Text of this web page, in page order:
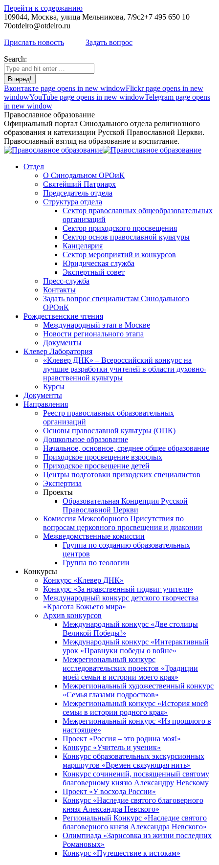
Перейти к содержанию
109044, Москва, улица Мельникова, 7/9с2+7 495 650 10
70otdelro@otdelro.ru
Прислать новость
Задать вопрос
Search:
Вконтакте page opens in new windowFlickr page opens in new
windowYouTube page opens in new windowTelegram page opens
in new window
Православное образование
Официальный портал Синодального отдела религиозного
образования и катехизации Русской Православной Церкви.
Православный взгляд на образование и воспитание.
Отдел
О Синодальном ОРОиК
Святейший Патриарх
Председатель отдела
Структура отдела
Сектор православных общеобразовательных
организаций
Сектор приходского просвещения
Сектор основ православной культуры
Канцелярия
Сектор мероприятий и конкурсов
Юридическая служба
Экспертный совет
Пресс-служба
Контакты
Задать вопрос специалистам Синодального
ОРОиК
Рождественские чтения
Международный этап в Москве
Новости регионального этапа
Документы
Клевер Лаборатория
«Клевер ДНК» – Всероссийский конкурс на
лучшие разработки учителей в области духовно-
нравственной культуры
Курсы
Документы
Направления
Реестр православных образовательных
организаций
Основы православной культуры (ОПК)
Дошкольное образование
Начальное, основное, среднее общее образование
Приходское просвещение взрослых
Приходское просвещение детей
Центры подготовки приходских специалистов
Экспертиза
Проекты
Образовательная Концепция Русской
Православной Церкви
Комиссия Межсоборного Присутствия по
вопросам церковного просвещения и диаконии
Межведомственные комиссии
Группа по созданию образовательных
центров
Группа по теологии
Конкурсы
Конкурс «Клевер ДНК»
Конкурс «За нравственный подвиг учителя»
Международный конкурс детского творчества
«Красота Божьего мира»
Архив конкурсов
Международный конкурс «Две столицы
Великой Победы!»
Международный конкурс «Интерактивный
урок «Правнуки победы о войне»
Межрегиональный конкурс
исследовательских проектов «Традиции
моей семьи в истории моего края»
Межрегиональный художественный конкурс
«Семья глазами подростков»
Межрегиональный конкурс «История моей
семьи в истории родного края»
Межрегиональный конкурс «Из прошлого в
настоящее»
Проект «Россия – это родина моя!»
Конкурс «Учитель и ученик»
Конкурс образовательных экскурсионных
маршрутов «Времен связующая нить»
Конкурс сочинений, посвященный святому
благоверному князю Александру Невскому
Проект «У восхода России»
Конкурс «Наследие святого благоверного
князя Александра Невского»
Региональный Конкурс «Наследие святого
благоверного князя Александра Невского»
Олимпиада «Зарисовка из жизни последних
Романовых»
Конкурс «Путешествие к истокам»